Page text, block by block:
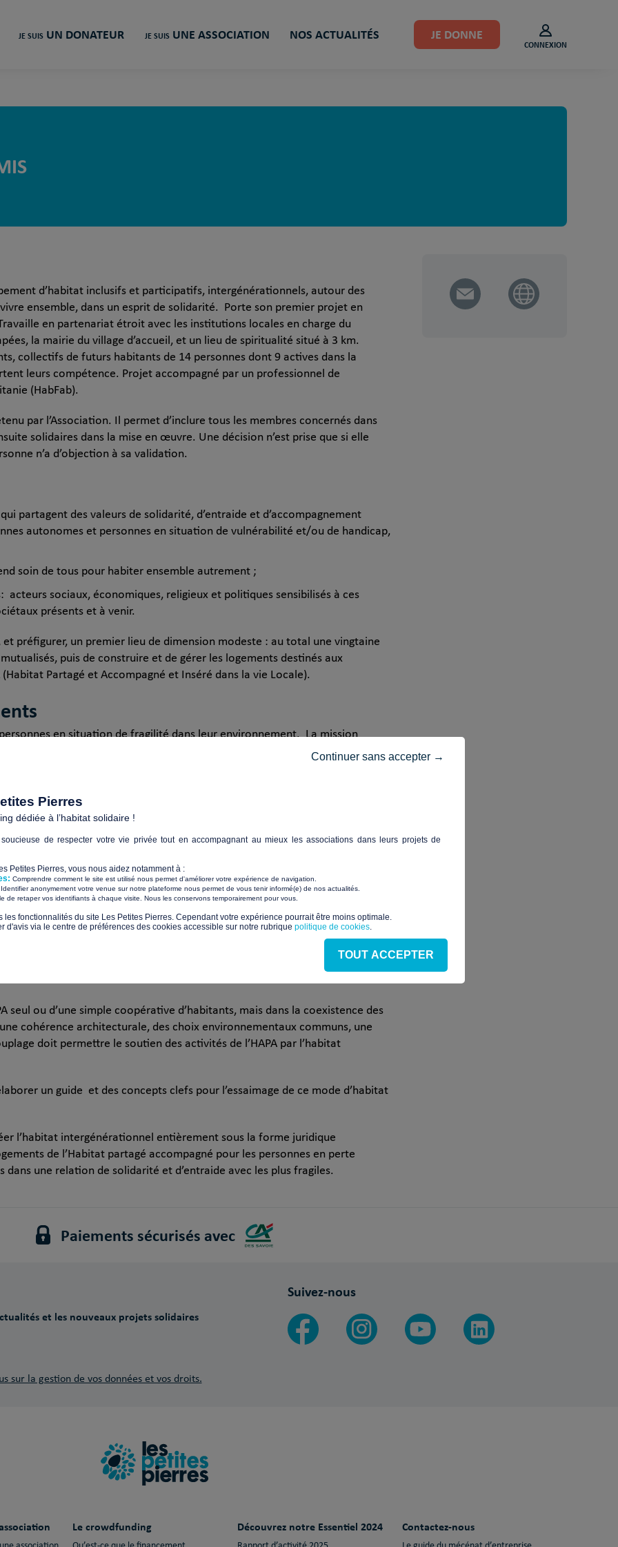
JE SUIS UN DONATEUR JE SUIS UNE ASSOCIATION NOS ACTUALITÉS JE DONNE
CONNEXION
d’habitat inclusifs et participatifs, intergénérationnels, autour des
ensemble, dans un esprit de solidarité. Porte son premier projet en
en partenariat étroit avec les institutions locales en charge du
la mairie du village d’accueil, et un lieu de spiritualité situé à 3 km.
collectifs de futurs habitants de 14 personnes dont 9 actives dans la
leurs compétence. Projet accompagné par un professionnel de
(HabFab).
par l’Association. Il permet d’inclure tous les membres concernés dans
solidaires dans la mise en œuvre. Une décision n’est prise que si elle
n’a d’objection à sa validation.
partagent des valeurs de solidarité, d’entraide et d’accompagnement
autonomes et personnes en situation de vulnérabilité et/ou de handicap,
soin de tous pour habiter ensemble autrement ;
acteurs sociaux, économiques, religieux et politiques sensibilisés à ces
présents et à venir.
préfigurer, un premier lieu de dimension modeste : au total une vingtaine
puis de construire et de gérer les logements destinés aux
Partagé et Accompagné et Inséré dans la vie Locale).
en situation de fragilité dans leur environnement. La mission
est de développer, expérimenter et diffuser un nouveau mode d’habitat
soient âgées ou en situation de handicap.
(HAPA) qui s’adresse aux personnes en perte d’autonomie. Ce volet
:
et d’accompagner la préfiguration sur les plans technique, juridique et
juridique indépendante, mais fonctionnant en articulation avec l’HAPA
seul ou d’une simple coopérative d’habitants, mais dans la coexistence des
cohérence architecturale, des choix environnementaux communs, une
doit permettre le soutien des activités de l’HAPA par l’habitat
un guide et des concepts clefs pour l’essaimage de ce mode d’habitat
l’habitat intergénérationnel entièrement sous la forme juridique
de l’Habitat partagé accompagné pour les personnes en perte
dans une relation de solidarité et d’entraide avec les plus fragiles.
Paiements sécurisés avec
et les nouveaux projets solidaires
sur la gestion de vos données et vos droits.
Suivez-nous
Le crowdfunding Découvrez notre Essentiel 2024 Contactez-nous
Pierres
dédiée à l’habitat solidaire !
de respecter votre vie privée tout en accompagnant au mieux les associations dans leurs projets de
Petites Pierres, vous nous aidez notamment à :
Comprendre comment le site est utilisé nous permet d'améliorer votre expérience de navigation.
Identifier anonymement votre venue sur notre plateforme nous permet de vous tenir informé(e) de nos actualités.
de retaper vos identifiants à chaque visite. Nous les conservons temporairement pour vous.
les fonctionnalités du site Les Petites Pierres. Cependant votre expérience pourrait être moins optimale.​
d'avis via le centre de préférences des cookies accessible sur notre rubrique politique de cookies
Continuer sans accepter →
TOUT ACCEPTER